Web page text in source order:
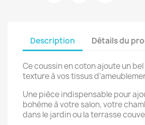
Description Détails du
Ce coussin en coton ajoute un
texture à vos tissus
Une pièce indispensable pour
bohème à votre salon, votre
dans le jardin ou la terrasse